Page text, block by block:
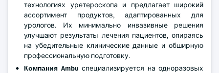
технологиях уретероскопа и предлагает широкий
ассортимент продуктов, адаптированных для
урологов. Их минимально инвазивные решения
улучшают результаты лечения пациентов, опираясь
на убедительные клинические данные и обширную
профессиональную подготовку.
Компания Ambu специализируется на одноразовых